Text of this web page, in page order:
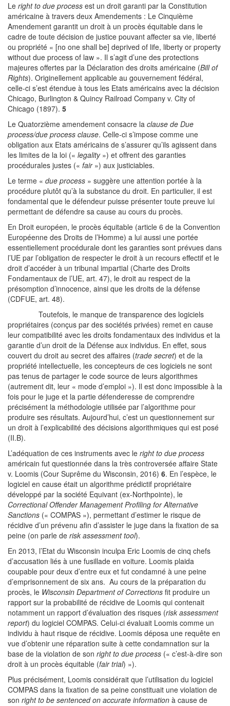
Le right to due process est un droit garanti par la Constitution
américaine à travers deux Amendements : Le Cinquième
Amendement garantit un droit à un procès équitable dans le
cadre de toute décision de justice pouvant affecter sa vie, liberté
ou propriété « [no one shall be] deprived of life, liberty or property
without due process of law ». Il s’agit d’une des protections
majeures offertes par la Déclaration des droits américaine (Bill of
Rights). Originellement applicable au gouvernement fédéral,
celle-ci s’est étendue à tous les Etats américains avec la décision
Chicago, Burlington & Quincy Railroad Company v. City of
Chicago (1897). 5
Le Quatorzième amendement consacre la clause de Due
process/due process clause. Celle-ci s’impose comme une
obligation aux Etats américains de s’assurer qu’ils agissent dans
les limites de la loi (« legality») et offrent des garanties
procédurales justes (« fair») aux justiciables.
Le terme « due process » suggère une attention portée à la
procédure plutôt qu’à la substance du droit. En particulier, il est
fondamental que le défendeur puisse présenter toute preuve lui
permettant de défendre sa cause au cours du procès.
En Droit européen, le procès équitable (article 6 de la Convention
Européenne des Droits de l’Homme) a lui aussi une portée
essentiellement procédurale dont les garanties sont prévues dans
l’UE par l’obligation de respecter le droit à un recours effectif et le
droit d’accéder à un tribunal impartial (Charte des Droits
Fondamentaux de l’UE, art. 47), le droit au respect de la
présomption d’innocence, ainsi que les droits de la défense
(CDFUE, art. 48).
Toutefois, le manque de transparence des logiciels
propriétaires (conçus par des sociétés privées) remet en cause
leur compatibilité avec les droits fondamentaux des individus et la
garantie d’un droit de la Défense aux individus. En effet, sous
couvert du droit au secret des affaires (trade secret) et de la
propriété intellectuelle, les concepteurs de ces logiciels ne sont
pas tenus de partager le code source de leurs algorithmes
(autrement dit, leur « mode d’emploi »). Il est donc impossible à la
fois pour le juge et la partie défenderesse de comprendre
précisément la méthodologie utilisée par l’algorithme pour
produire ses résultats. Aujourd’hui, c’est un questionnement sur
un droit à l’explicabilité des décisions algorithmiques qui est posé
(II.B).
L’adéquation de ces instruments avec le right to due process
américain fut questionnée dans la très controversée affaire State
v. Loomis (Cour Suprême du Wisconsin, 2016) 6. En l’espèce, le
logiciel en cause était un algorithme prédictif propriétaire
développé par la société Equivant (ex-Northpointe), le
Correctional Offender Management Profiling for Alternative
Sanctions (« COMPAS »), permettant d’estimer le risque de
récidive d’un prévenu afin d’assister le juge dans la fixation de sa
peine (on parle de risk assessment tool).
En 2013, l’Etat du Wisconsin inculpa Eric Loomis de cinq chefs
d’accusation liés à une fusillade en voiture. Loomis plaida
coupable pour deux d’entre eux et fut condamné à une peine
d’emprisonnement de six ans. Au cours de la préparation du
procès, le Wisconsin Department of Corrections fit produire un
rapport sur la probabilité de récidive de Loomis qui contenait
notamment un rapport d’évaluation des risques (risk assessment
report) du logiciel COMPAS. Celui-ci évaluait Loomis comme un
individu à haut risque de récidive. Loomis déposa une requête en
vue d’obtenir une réparation suite à cette condamnation sur la
base de la violation de son right to due process (« c’est-à-dire son
droit à un procès équitable (fair trial) »).
Plus précisément, Loomis considérait que l’utilisation du logiciel
COMPAS dans la fixation de sa peine constituait une violation de
son right to be sentenced on accurate information à cause de